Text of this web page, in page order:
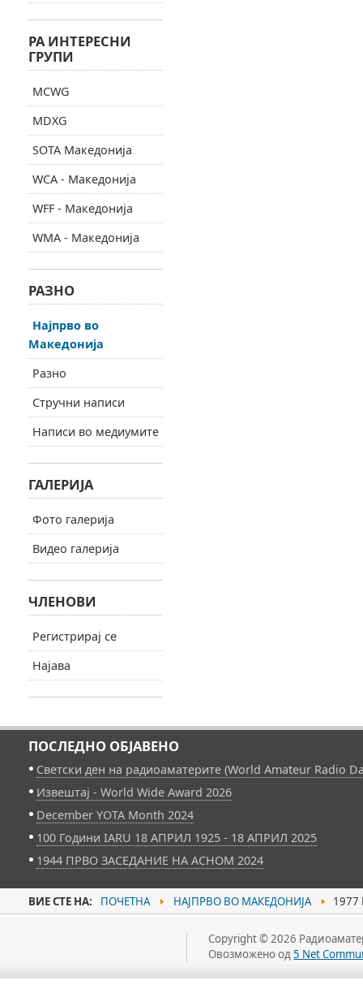
РА ИНТЕРЕСНИ
ГРУПИ
MCWG
MDXG
SOTA Македонија
WCA - Македонија
WFF - Македонија
WMA - Македонија
РАЗНО
Најпрво во
Македонија
Разно
Стручни написи
Написи во медиумите
ГАЛЕРИЈА
Фото галерија
Видео галерија
ЧЛЕНОВИ
Регистрирај се
Најава
ПОСЛЕДНО ОБЈАВЕНО
Светски ден на радиоаматерите (World Amateur Radio
Извештај - World Wide Award 2026
December YOTA Month 2024
100 Години IARU 18 АПРИЛ 1925 - 18 АПРИЛ 2025
1944 ПРВО ЗАСЕДАНИЕ НА АСНОМ 2024
ВИЕ СТЕ НА: ПОЧЕТНА НАЈПРВО ВО МАКЕДОНИЈА
Copyright © 2026
Овозможено од5 Net